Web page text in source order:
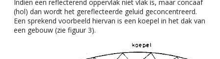
Indien een reflecterend oppervlak niet vlak is, maar concaaf
(hol) dan wordt het gereflecteerde geluid geconcentreerd.
Een sprekend voorbeeld hiervan is een koepel in het dak van
een gebouw (zie figuur 3).